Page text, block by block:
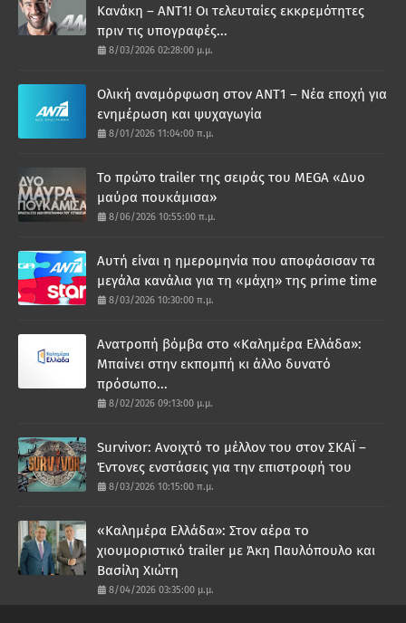
Κανάκη – ΑΝΤ1! Οι τελευταίες εκκρεμότητες
πριν τις υπογραφές...
8/03/2026 02:28:00 μ.μ.
Ολική αναμόρφωση στον ΑΝΤ1 – Νέα εποχή για
ενημέρωση και ψυχαγωγία
8/01/2026 11:04:00 π.μ.
Το πρώτο trailer της σειράς του MEGA «Δυο
μαύρα πουκάμισα»
8/06/2026 10:55:00 π.μ.
Αυτή είναι η ημερομηνία που αποφάσισαν τα
μεγάλα κανάλια για τη «μάχη» της prime time
8/03/2026 10:30:00 π.μ.
Ανατροπή βόμβα στο «Καλημέρα Ελλάδα»:
Μπαίνει στην εκπομπή κι άλλο δυνατό
πρόσωπο...
8/02/2026 09:13:00 μ.μ.
Survivor: Ανοιχτό το μέλλον του στον ΣΚΑΪ –
Έντονες ενστάσεις για την επιστροφή του
8/03/2026 10:15:00 π.μ.
«Καλημέρα Ελλάδα»: Στον αέρα το
χιουμοριστικό trailer με Άκη Παυλόπουλο και
Βασίλη Χιώτη
8/04/2026 03:35:00 μ.μ.